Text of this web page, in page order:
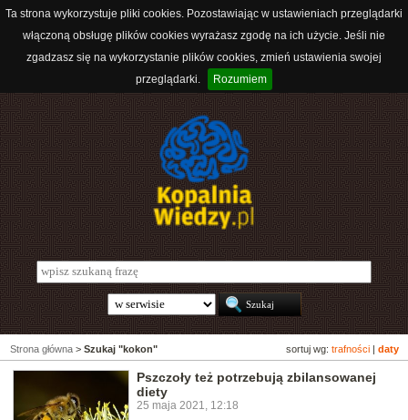
Ta strona wykorzystuje pliki cookies. Pozostawiając w ustawieniach przeglądarki
włączoną obsługę plików cookies wyrażasz zgodę na ich użycie. Jeśli nie
zgadzasz się na wykorzystanie plików cookies, zmień ustawienia swojej
przeglądarki.
Rozumiem
sortuj wg: trafności daty
Strona główna > Szukaj "kokon"
Pszczoły też potrzebują zbilansowanej
diety
25 maja 2021, 12:18